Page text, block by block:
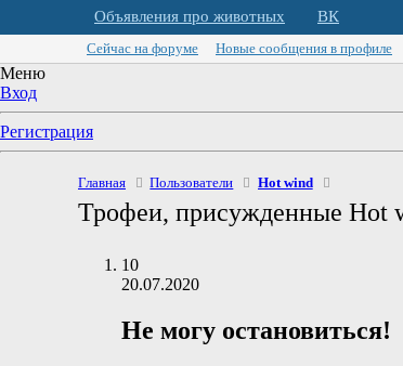
Объявления про животных ВК
Сейчас на форуме Новые сообщения в профиле
Меню
Вход
Регистрация
Главная Пользователи Hot wind
Трофеи, присужденные Hot
10
20.07.2020
Не могу остановиться!